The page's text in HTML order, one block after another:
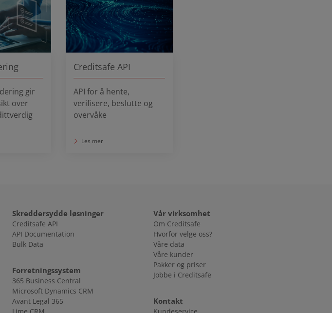
gir
over
Creditsafe API
API for å hente,
verifisere, beslutte og
overvåke
Les mer
Skreddersydde løsninger
Creditsafe API
API Documentation
Bulk Data
Forretningssystem
365 Business Central
Microsoft Dynamics CRM
Avant Legal 365
Vår virksomhet
Om Creditsafe
Hvorfor velge oss?
Våre data
Våre kunder
Pakker og priser
Jobbe i Creditsafe
Kontakt